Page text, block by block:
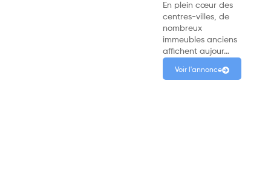
En plein cœur des
centres-villes, de
nombreux
immeubles anciens
affichent aujour…
Voir l'annonce